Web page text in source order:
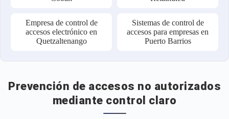
Empresa de control de
accesos electrónico en
Quetzaltenango
Sistemas de control de
accesos para empresas en
Puerto Barrios
Prevención de accesos no autorizados
mediante control claro